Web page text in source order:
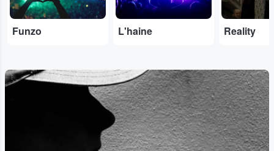
Funzo L'haine Reality
...